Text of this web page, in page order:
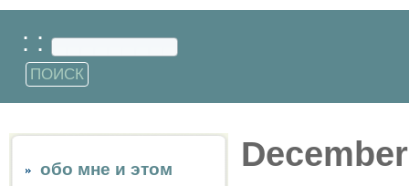
: :
обо мне и этом